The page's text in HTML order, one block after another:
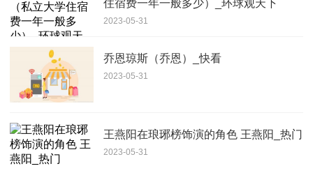
住宿费一年一般多少）_环球观天下
2023-05-31
乔恩琼斯（乔恩）_快看
2023-05-31
王燕阳在琅琊榜饰演的角色 王燕阳_热门
2023-05-31